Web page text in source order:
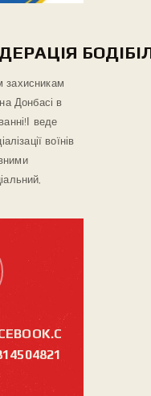
захисникам
Донбасі в
І веде
воїнів